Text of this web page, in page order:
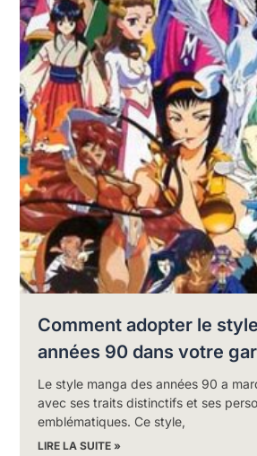
Comment adopter le
années 90 dans votre
Le style manga des années 90 a
avec ses traits distinctifs et ses
emblématiques. Ce style,
LIRE LA SUITE »